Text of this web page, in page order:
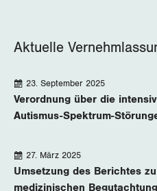
Aktuelle
Verordnung über die
Autismus-Spektrum-
23. September 2025
Umsetzung des Berichtes
medizinischen
27. März 2025